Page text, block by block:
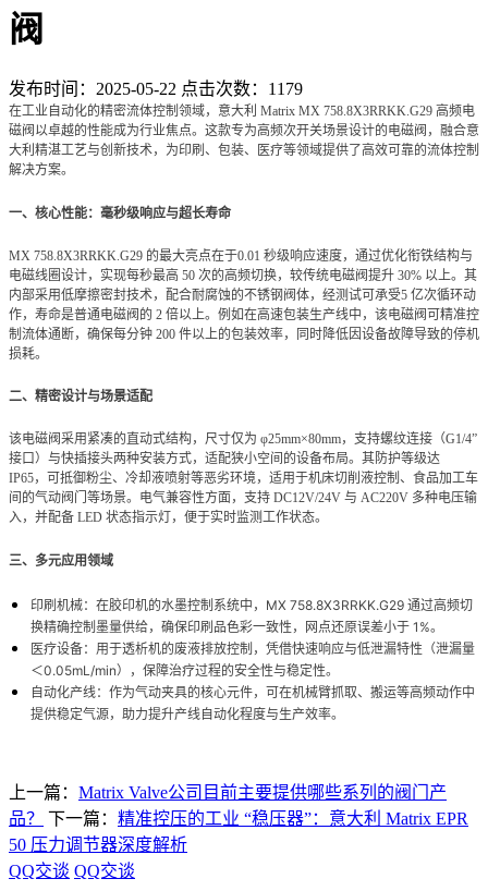
阀
发布时间：2025-05-22 点击次数：1179
在工业自动化的精密流体控制领域，意大利 Matrix MX 758.8X3RRKK.G29 高频电
磁阀以卓越的性能成为行业焦点。这款专为高频次开关场景设计的电磁阀，融合意
大利精湛工艺与创新技术，为印刷、包装、医疗等领域提供了高效可靠的流体控制
解决方案。
一、核心性能：毫秒级响应与超长寿命
MX 758.8X3RRKK.G29 的最大亮点在于0.01 秒级响应速度，通过优化衔铁结构与
电磁线圈设计，实现每秒最高 50 次的高频切换，较传统电磁阀提升 30% 以上。其
内部采用低摩擦密封技术，配合耐腐蚀的不锈钢阀体，经测试可承受5 亿次循环动
作，寿命是普通电磁阀的 2 倍以上。例如在高速包装生产线中，该电磁阀可精准控
制流体通断，确保每分钟 200 件以上的包装效率，同时降低因设备故障导致的停机
损耗。
二、精密设计与场景适配
该电磁阀采用紧凑的直动式结构，尺寸仅为 φ25mm×80mm，支持螺纹连接（G1/4”
接口）与快插接头两种安装方式，适配狭小空间的设备布局。其防护等级达
IP65，可抵御粉尘、冷却液喷射等恶劣环境，适用于机床切削液控制、食品加工车
间的气动阀门等场景。电气兼容性方面，支持 DC12V/24V 与 AC220V 多种电压输
入，并配备 LED 状态指示灯，便于实时监测工作状态。
三、多元应用领域
印刷机械：在胶印机的水墨控制系统中，MX 758.8X3RRKK.G29 通过高频切
换精确控制墨量供给，确保印刷品色彩一致性，网点还原误差小于 1%。
医疗设备：用于透析机的废液排放控制，凭借快速响应与低泄漏特性（泄漏量
＜0.05mL/min），保障治疗过程的安全性与稳定性。
自动化产线：作为气动夹具的核心元件，可在机械臂抓取、搬运等高频动作中
提供稳定气源，助力提升产线自动化程度与生产效率。
上一篇： Matrix Valve公司目前主要提供哪些系列的阀门产
品？
下一篇： 精准控压的工业 “稳压器”：意大利 Matrix EPR
50 压力调节器深度解析
QQ交谈 QQ交谈